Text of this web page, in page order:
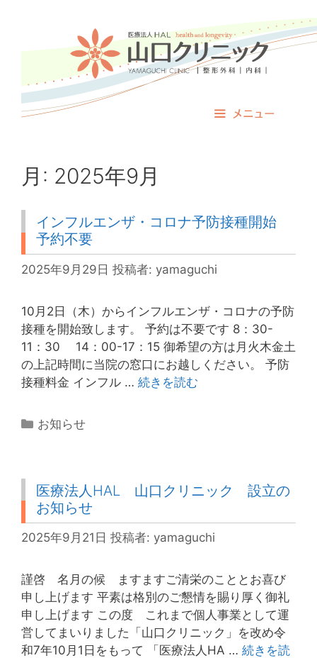
メニュー
月: 2025年9月
インフルエンザ・コロナ予防接種開始
予約不要
2025年9月29日 投稿者: yamaguchi
10月2日（木）からインフルエンザ・コロナの予防
接種を開始致します。 予約は不要です 8：30-
11：30 14：00-17：15 御希望の方は月火木金土
の上記時間に当院の窓口にお越しください。 予防
接種料金 インフル … 続きを読む
ザ・
ロ
ナ
防
接
種
開
始
カ
ー
お知らせ
医療法人HAL 山口クリニック 設立の
お知らせ
2025年9月21日 投稿者: yamaguchi
謹啓 名月の候 ますますご清栄のこととお喜び
申し上げます 平素は格別のご懇情を賜り厚く御礼
申し上げます この度 これまで個人事業として運
営してまいりました「山口クリニック」を改め令
和7年10月1日をもって 「医療法人HA … 続きを読